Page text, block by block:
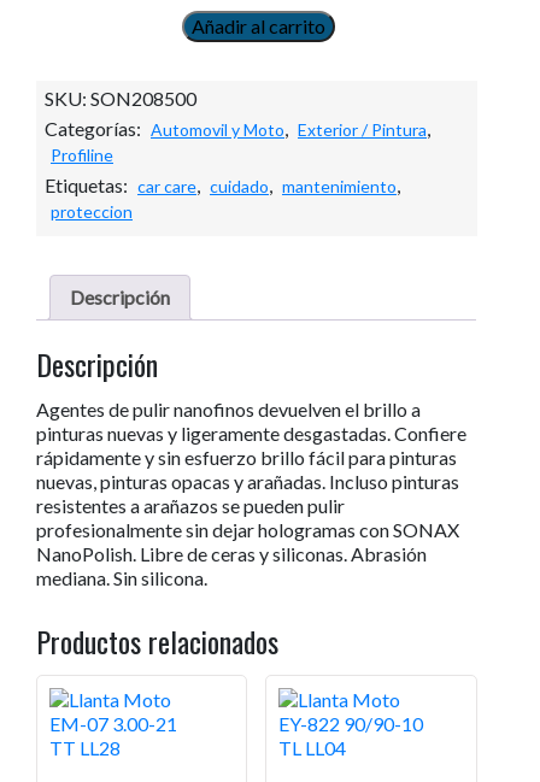
PROFILINE
SIN
SILICONE
03/06
Añadir al carrito
SKU: SON208500
Categorías: Automovil y Moto, Exterior / Pintura,
Profiline
Etiquetas: car care, cuidado, mantenimiento,
proteccion
Descripción
Descripción
Agentes de pulir nanofinos devuelven el brillo a
pinturas nuevas y ligeramente desgastadas. Confiere
rápidamente y sin esfuerzo brillo fácil para pinturas
nuevas, pinturas opacas y arañadas. Incluso pinturas
resistentes a arañazos se pueden pulir
profesionalmente sin dejar hologramas con SONAX
NanoPolish. Libre de ceras y siliconas. Abrasión
mediana. Sin silicona.
Productos relacionados